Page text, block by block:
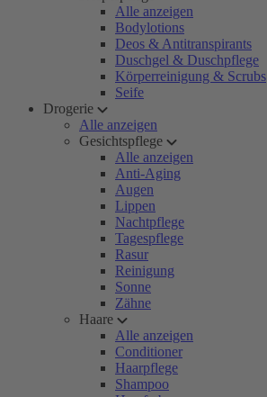
Alle anzeigen
Bodylotions
Deos & Antitranspirants
Duschgel & Duschpflege
Körperreinigung & Scrubs
Seife
Drogerie
Alle anzeigen
Gesichtspflege
Alle anzeigen
Anti-Aging
Augen
Lippen
Nachtpflege
Tagespflege
Rasur
Reinigung
Sonne
Zähne
Haare
Alle anzeigen
Conditioner
Haarpflege
Shampoo